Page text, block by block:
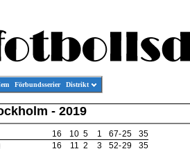
Förbundsserier Distrikt
- 2019
16 10 5 1 67-25
35
16 11 2 3 52-29
35